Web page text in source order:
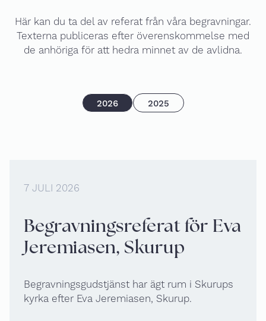
Begravningsreferat
Kontakta oss
Här kan du ta del av referat från våra begravningar.
Texterna publiceras efter överenskommelse med
de anhöriga för att hedra minnet av de avlidna.
2026 2025
7 JULI 2026
Begravningsreferat för Eva
Jeremiasen, Skurup
Begravningsgudstjänst har ägt rum i Skurups
kyrka efter Eva Jeremiasen, Skurup.